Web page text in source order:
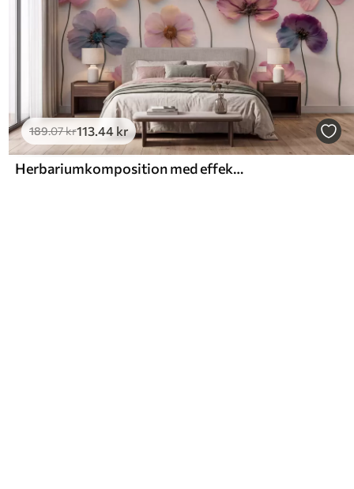
189.07kr113.44 kr
Herbariumkomposition med effekt af pressede blomster og 3D-tekstur